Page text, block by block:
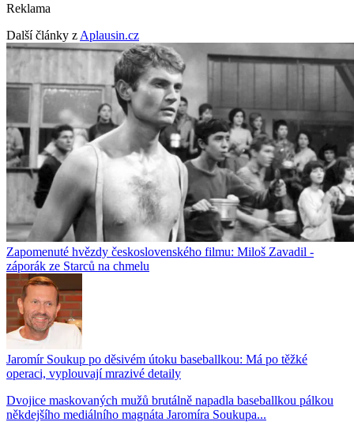
Reklama
Další články z Aplausin.cz
Zapomenuté hvězdy československého filmu: Miloš Zavadil -
záporák ze Starců na chmelu
Jaromír Soukup po děsivém útoku baseballkou: Má po těžké
operaci, vyplouvají mrazivé detaily
Dvojice maskovaných mužů brutálně napadla baseballkou pálkou
někdejšího mediálního magnáta Jaromíra Soukupa...